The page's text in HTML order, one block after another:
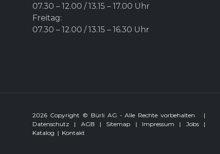
07.30 – 12.00 / 13.15 – 17.00 Uhr
Freitag:
07.30 – 12.00 / 13.15 – 16.30 Uhr
2026 Copyright © Bürli AG - Alle Rechte vorbehalten |
Datenschutz
| AGB | Sitemap | Impressum | Jobs
|
Katalog | Kontakt